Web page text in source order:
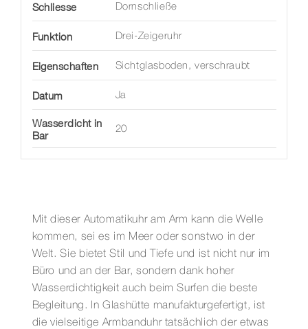
Schliesse Dornschließe
Funktion Drei-Zeigeruhr
Eigenschaften Sichtglasboden, verschraubt
Datum Ja
Wasserdicht in
Bar
20
Mit dieser Automatikuhr am Arm kann die Welle
kommen, sei es im Meer oder sonstwo in der
Welt. Sie bietet Stil und Tiefe und ist nicht nur im
Büro und an der Bar, sondern dank hoher
Wasserdichtigkeit auch beim Surfen die beste
Begleitung. In Glashütte manufakturgefertigt, ist
die vielseitige Armbanduhr tatsächlich der etwas